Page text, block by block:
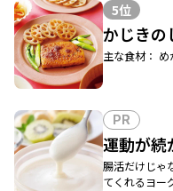
5位
かじきの
主な食材：
PR
運動が
腸活だけじゃ
てくれるヨー